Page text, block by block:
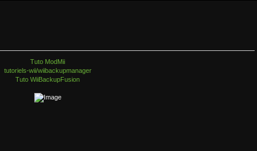
Tuto ModMii
tutoriels-wii/wiibackupmanager
Tuto WiiBackupFusion